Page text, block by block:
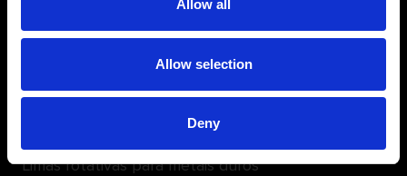
Allow all
Allow selection
Deny
Limas rotativas para metais duros